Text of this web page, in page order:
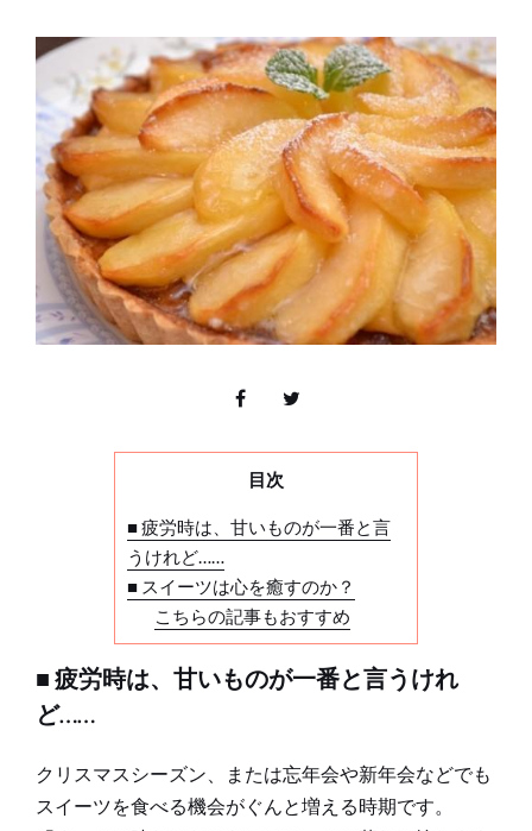
目次
■ 疲労時は、甘いものが一番と言
うけれど……
■ スイーツは心を癒すのか？
こちらの記事もおすすめ
■ 疲労時は、甘いものが一番と言うけれ
ど……
クリスマスシーズン、または忘年会や新年会などでも
スイーツを食べる機会がぐんと増える時期です。